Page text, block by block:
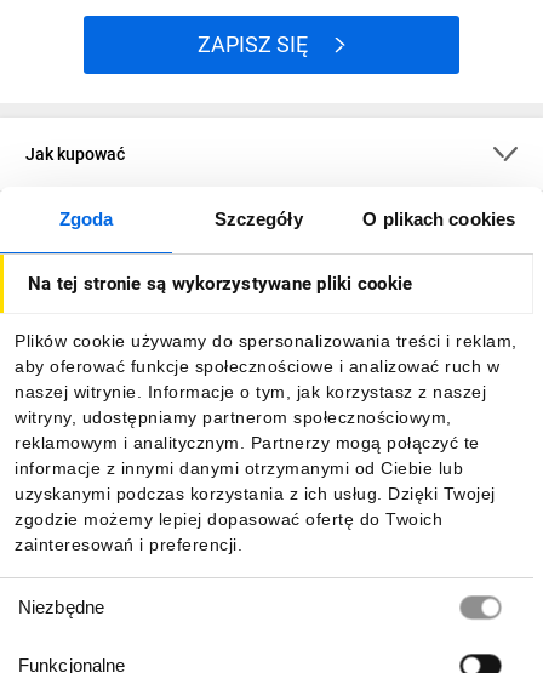
Zgoda Szczegóły O plikach cookies
Na tej stronie są wykorzystywane pliki cookie
Plików cookie używamy do spersonalizowania treści i reklam,
aby oferować funkcje społecznościowe i analizować ruch w
naszej witrynie. Informacje o tym, jak korzystasz z naszej
witryny, udostępniamy partnerom społecznościowym,
reklamowym i analitycznym. Partnerzy mogą połączyć te
informacje z innymi danymi otrzymanymi od Ciebie lub
uzyskanymi podczas korzystania z ich usług. Dzięki Twojej
zgodzie możemy lepiej dopasować ofertę do Twoich
zainteresowań i preferencji.
zgody
Niezbędne
Funkcjonalne
ZAPISZ SIĘ
Jak kupować
O firmie
Informacje
Pobierz naszą aplikację mobilną: